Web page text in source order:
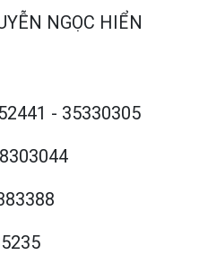
NGỌC HIỂN
- 35330305